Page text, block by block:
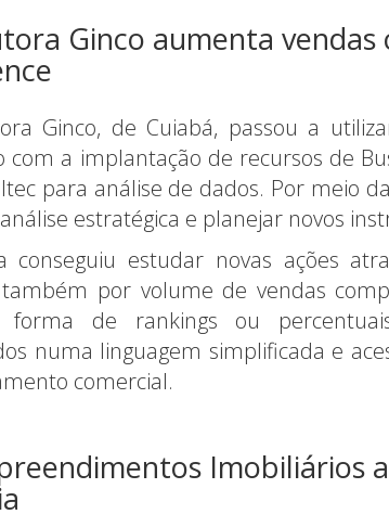
Ginco aumenta vendas
Ginco, de Cuiabá, passou a
com a implantação de recursos de
para análise de dados. Por meio
estratégica e planejar novos
conseguiu estudar novas ações
por volume de vendas
de rankings ou
numa linguagem simplificada e
comercial.
Imobiliários